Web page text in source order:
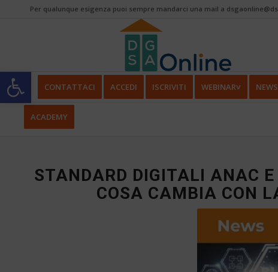
Apri la barra degli strumenti
Per qualunque esigenza puoi sempre mandarci una mail a
CONTATTACI ACCEDI ISCRIVITI WEBINAR˅
ACADEMY
STANDARD DIGITALI ANAC
COSA CAMBIA CON